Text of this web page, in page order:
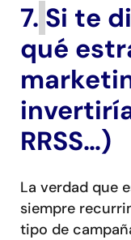
7. Si te
qué
RRSS…)
La verdad que
siempre
tipo de